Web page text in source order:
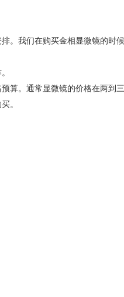
。我们在购买金相显微镜的
。
算。通常显微镜的价格在两
。